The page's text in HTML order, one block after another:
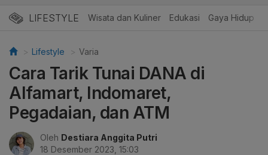
LIFESTYLE Wisata dan Kuliner Edukasi Gaya Hidup
Lifestyle Varia
Cara Tarik Tunai DANA di
Alfamart, Indomaret,
Pegadaian, dan ATM
Oleh Destiara Anggita Putri
18 Desember 2023, 15:03